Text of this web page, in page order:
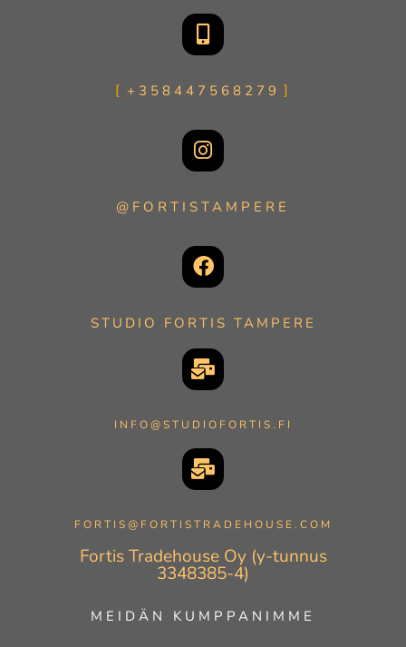
+358447568279
@FORTISTAMPERE
STUDIO FORTIS TAMPERE
INFO@STUDIOFORTIS.FI
FORTIS@FORTISTRADEHOUSE.COM
Fortis Tradehouse Oy (y-tunnus
3348385-4)
MEIDÄN KUMPPANIMME